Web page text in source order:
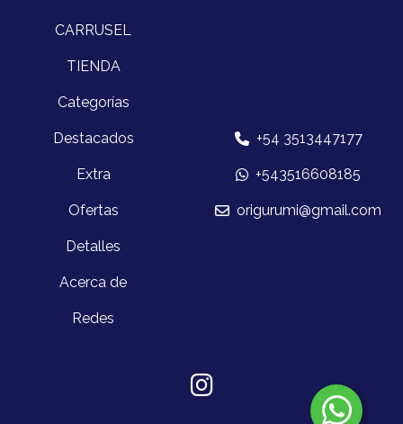
CARRUSEL
TIENDA
Categorías
Destacados
Extra
Ofertas
Detalles
Acerca de
Redes
+54 3513447177
+543516608185
origurumi@gmail.com